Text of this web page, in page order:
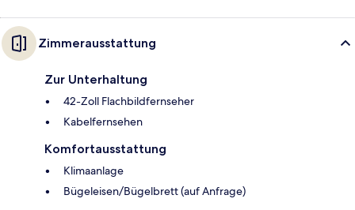
Zimmerausstattung
Zur Unterhaltung
42-Zoll Flachbildfernseher
Kabelfernsehen
Komfortausstattung
Klimaanlage
Bügeleisen/Bügelbrett (auf Anfrage)